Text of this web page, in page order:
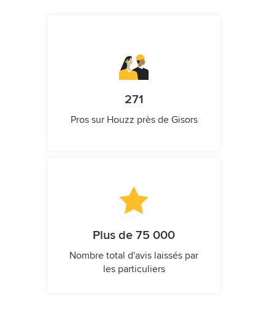
271
Pros sur Houzz près de Gisors
Plus de 75 000
Nombre total d'avis laissés par
les particuliers